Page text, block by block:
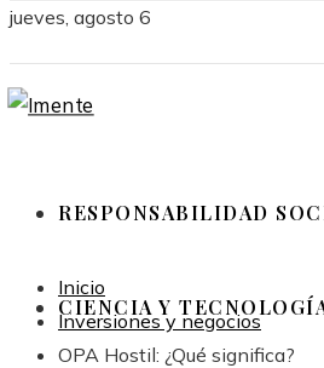
jueves, agosto 6
RESPONSABILIDAD
CIENCIA Y
Inicio
Inversiones y negocios
OPA Hostil: ¿Qué significa?